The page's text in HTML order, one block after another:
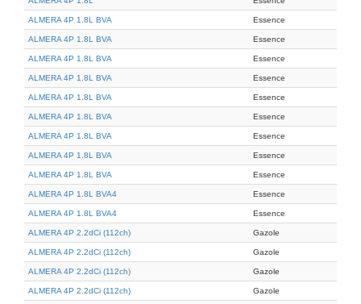
ALMERA 4P 1.8L BVA Essence
ALMERA 4P 1.8L BVA Essence
ALMERA 4P 1.8L BVA Essence
ALMERA 4P 1.8L BVA Essence
ALMERA 4P 1.8L BVA Essence
ALMERA 4P 1.8L BVA Essence
ALMERA 4P 1.8L BVA Essence
ALMERA 4P 1.8L BVA Essence
ALMERA 4P 1.8L BVA Essence
ALMERA 4P 1.8L BVA4 Essence
ALMERA 4P 1.8L BVA4 Essence
ALMERA 4P 2.2dCi (112ch) Gazole
ALMERA 4P 2.2dCi (112ch) Gazole
ALMERA 4P 2.2dCi (112ch) Gazole
ALMERA 4P 2.2dCi (112ch) Gazole